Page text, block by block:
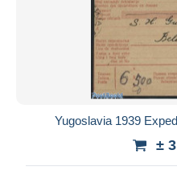
Yugoslavia 1939
±